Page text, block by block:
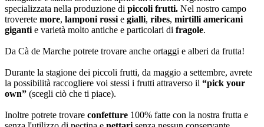
specializzata nella produzione di piccoli frutti. Nel nostro campo
troverete more, lamponi rossi e gialli, ribes, mirtilli americani
giganti e varietà molto antiche e particolari di fragole.
Da Cà de Marche potrete trovare anche ortaggi e alberi da frutta!
Durante la stagione dei piccoli frutti, da maggio a settembre, avrete
la possibilità raccogliere voi stessi i frutti attraverso il “pick your
own” (scegli ciò che ti piace).
Inoltre potrete trovare confetture 100% fatte con la nostra frutta e